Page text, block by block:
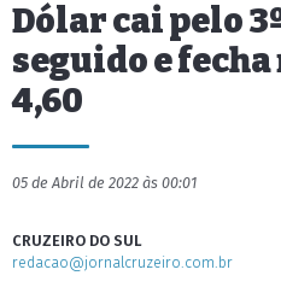
Dólar cai pelo
seguido e fecha
4,60
05 de Abril de 2022 às 00:01
CRUZEIRO DO SUL
redacao@jornalcruzeiro.com.br